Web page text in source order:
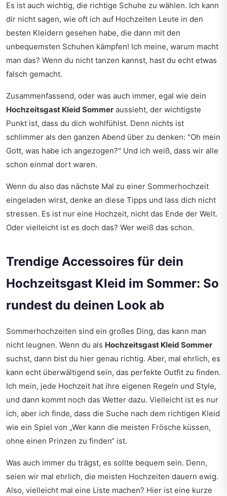
Es ist auch wichtig, die richtige Schuhe zu wählen. Ich kann
dir nicht sagen, wie oft ich auf Hochzeiten Leute in den
besten Kleidern gesehen habe, die dann mit den
unbequemsten Schuhen kämpfen! Ich meine, warum macht
man das? Wenn du nicht tanzen kannst, hast du echt etwas
falsch gemacht.
Zusammenfassend, oder was auch immer, egal wie dein
Hochzeitsgast Kleid Sommer aussieht, der wichtigste
Punkt ist, dass du dich wohlfühlst. Denn nichts ist
schlimmer als den ganzen Abend über zu denken: "Oh mein
Gott, was habe ich angezogen?" Und ich weiß, dass wir alle
schon einmal dort waren.
Wenn du also das nächste Mal zu einer Sommerhochzeit
eingeladen wirst, denke an diese Tipps und lass dich nicht
stressen. Es ist nur eine Hochzeit, nicht das Ende der Welt.
Oder vielleicht ist es doch das? Wer weiß das schon.
Trendige Accessoires für dein
Hochzeitsgast Kleid im Sommer: So
rundest du deinen Look ab
Sommerhochzeiten sind ein großes Ding, das kann man
nicht leugnen. Wenn du als Hochzeitsgast Kleid Sommer
suchst, dann bist du hier genau richtig. Aber, mal ehrlich, es
kann echt überwältigend sein, das perfekte Outfit zu finden.
Ich mein, jede Hochzeit hat ihre eigenen Regeln und Style,
und dann kommt noch das Wetter dazu. Vielleicht ist es nur
ich, aber ich finde, dass die Suche nach dem richtigen Kleid
wie ein Spiel von „Wer kann die meisten Frösche küssen,
ohne einen Prinzen zu finden“ ist.
Was auch immer du trägst, es sollte bequem sein. Denn,
seien wir mal ehrlich, die meisten Hochzeiten dauern ewig.
Also, vielleicht mal eine Liste machen? Hier ist eine kurze